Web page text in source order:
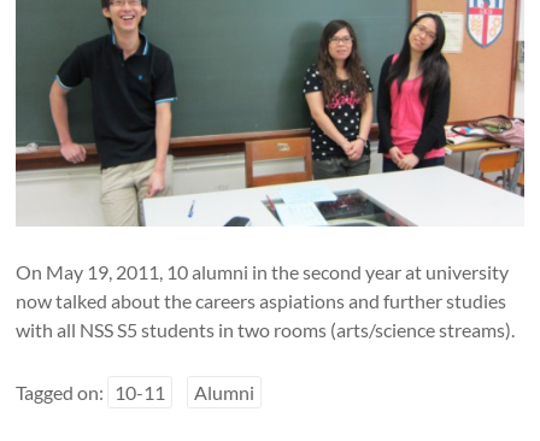
On May 19, 2011, 10 alumni in the second year at university
now talked about the careers aspiations and further studies
with all NSS S5 students in two rooms (arts/science streams).
Tagged on: 10-11 Alumni